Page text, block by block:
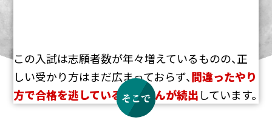
この入試は志願者数が年々増えているものの、正
しい受かり方はまだ広まっておらず、間違ったやり
方で合格を逃している生徒さんが続出しています。